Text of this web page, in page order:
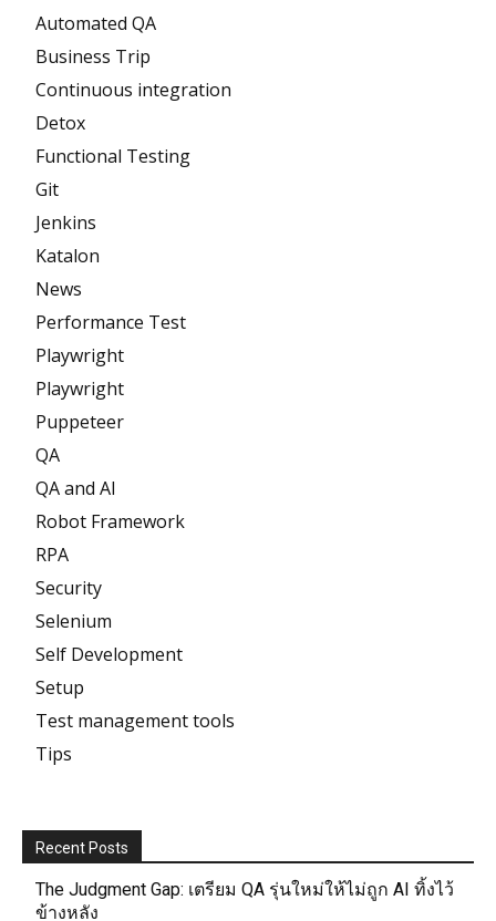
Automated QA
Business Trip
Continuous integration
Detox
Functional Testing
Git
Jenkins
Katalon
News
Performance Test
Playwright
Playwright
Puppeteer
QA
QA and AI
Robot Framework
RPA
Security
Selenium
Self Development
Setup
Test management tools
Tips
Recent Posts
The Judgment Gap: เตรียม QA รุ่นใหม่ให้ไม่ถูก AI ทิ้งไว้
ข้างหลัง